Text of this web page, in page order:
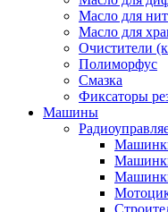
Масло для
Масло для
Очистители
Полиморфус
Смазка
Фиксаторы
Машины